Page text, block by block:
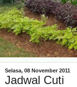
Selasa, 08 November 2011
Jadwal Cuti